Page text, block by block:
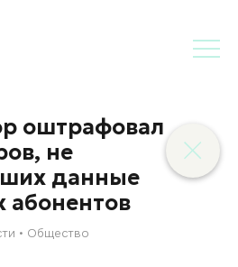
оштрафовал
не
данные
абонентов
Общество